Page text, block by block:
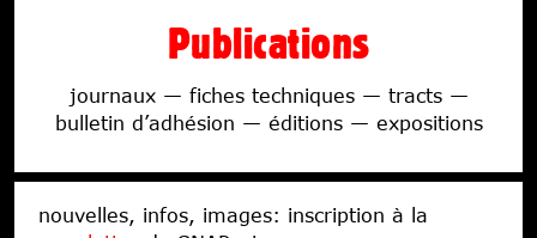
Publications
journaux — fiches techniques — tracts —
bulletin d’adhésion — éditions — expositions
nouvelles, infos, images: inscription à la